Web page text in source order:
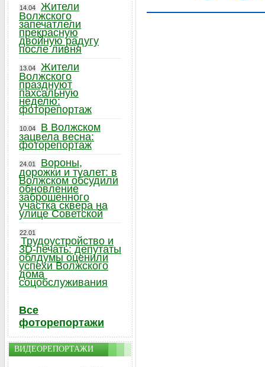
14.04
Жители
Волжского
запечатлели
прекрасную
двойную радугу
после ливня
13.04
Жители
Волжского
празднуют
пахсальную
неделю:
фоторепортаж
10.04
В Волжском
зацвела весна:
фоторепортаж
24.01
Вороны,
дорожки и туалет: в
Волжском обсудили
обновление
заброшенного
участка сквера на
улице Советской
22.01
Трудоустройство и
3D-печать: депутаты
облдумы оценили
успехи Волжского
дома
соцобслуживания
Все
фоторепортажи
ВИДЕОРЕПОРТАЖИ